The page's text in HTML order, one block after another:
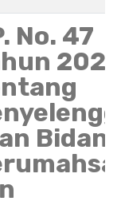
No. 47